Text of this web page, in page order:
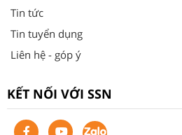
Tin tức
Tin tuyển dụng
Liên hệ - góp ý
KẾT NỐI VỚI SSN